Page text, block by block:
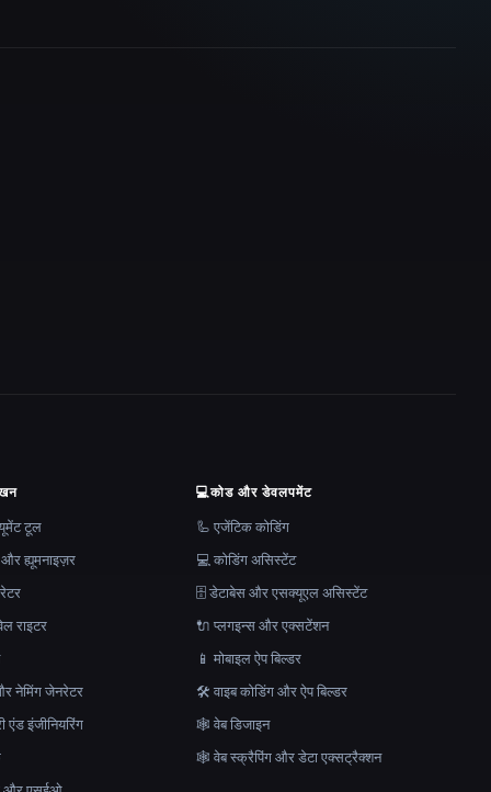
टूल
ह्यूमनाइज़र
राइटर
नेमिंग जेनरेटर
एंड इंजीनियरिंग
💻कोड और डेवलपमेंट
🦾 एजेंटिक कोडिंग
💻 कोडिंग असिस्टेंट
🗄️ डेटाबेस और एसक्यूएल असिस्टेंट
🔌 प्लगइन्स और एक्सटेंशन
📱 मोबाइल ऐप बिल्डर
🛠️ वाइब कोडिंग और ऐप बिल्डर
🕸 वेब डिजाइन
🕸️ वेब स्क्रैपिंग और डेटा एक्सट्रैक्शन